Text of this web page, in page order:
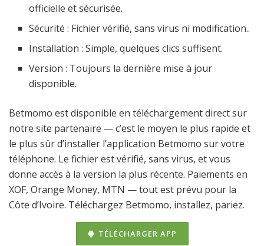
officielle et sécurisée.
Sécurité : Fichier vérifié, sans virus ni modification..
Installation : Simple, quelques clics suffisent.
Version : Toujours la dernière mise à jour
disponible.
Betmomo est disponible en téléchargement direct sur
notre site partenaire — c’est le moyen le plus rapide et
le plus sûr d’installer l’application Betmomo sur votre
téléphone. Le fichier est vérifié, sans virus, et vous
donne accès à la version la plus récente. Paiements en
XOF, Orange Money, MTN — tout est prévu pour la
Côte d’Ivoire. Téléchargez Betmomo, installez, pariez.
TÉLÉCHARGER APP